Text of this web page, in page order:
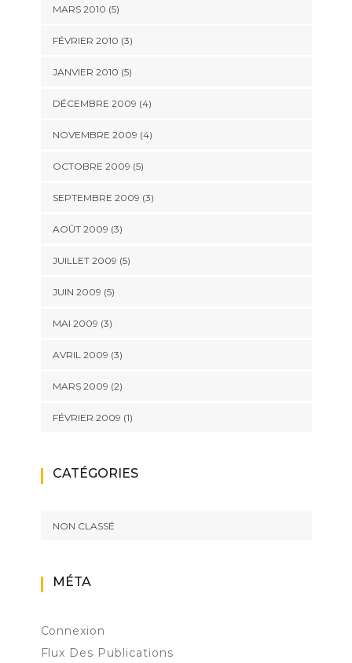
MARS 2010 (5)
FÉVRIER 2010 (3)
JANVIER 2010 (5)
DÉCEMBRE 2009 (4)
NOVEMBRE 2009 (4)
OCTOBRE 2009 (5)
SEPTEMBRE 2009 (3)
AOÛT 2009 (3)
JUILLET 2009 (5)
JUIN 2009 (5)
MAI 2009 (3)
AVRIL 2009 (3)
MARS 2009 (2)
FÉVRIER 2009 (1)
CATÉGORIES
NON CLASSÉ
MÉTA
Connexion
Flux Des Publications